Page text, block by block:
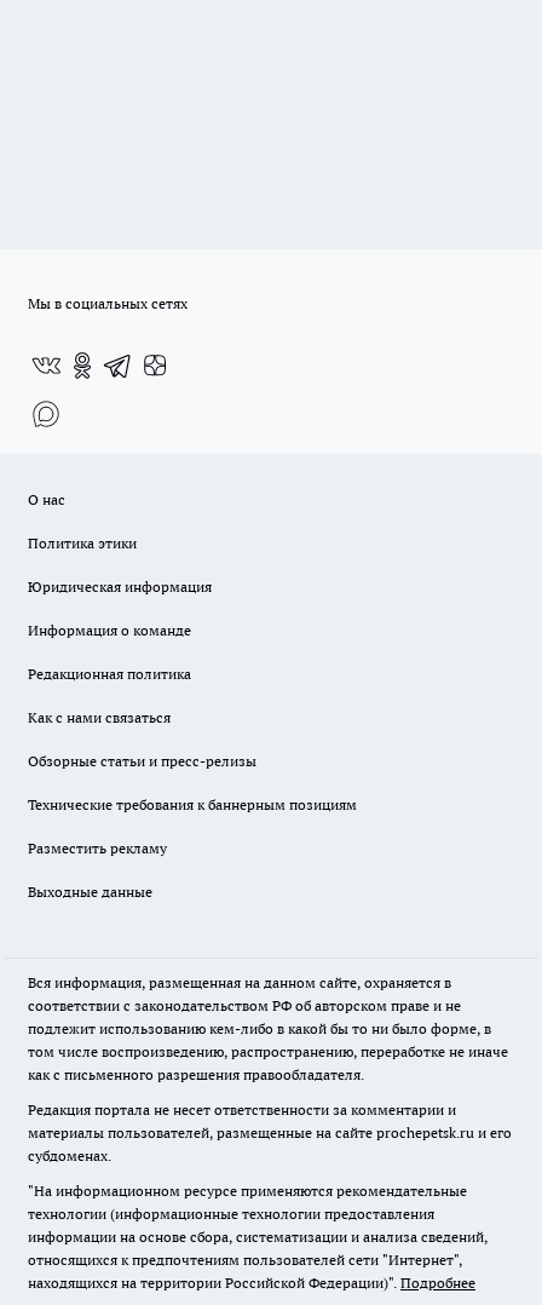
Мы в социальных сетях
О нас
Политика этики
Юридическая информация
Информация о команде
Редакционная политика
Как с нами связаться
Обзорные статьи и пресс-релизы
Технические требования к баннерным позициям
Разместить рекламу
Выходные данные
Вся информация, размещенная на данном сайте, охраняется в
соответствии с законодательством РФ об авторском праве и не
подлежит использованию кем-либо в какой бы то ни было форме, в
том числе воспроизведению, распространению, переработке не иначе
как с письменного разрешения правообладателя.
Редакция портала не несет ответственности за комментарии и
материалы пользователей, размещенные на сайте prochepetsk.ru и его
субдоменах.
"На информационном ресурсе применяются рекомендательные
технологии (информационные технологии предоставления
информации на основе сбора, систематизации и анализа сведений,
относящихся к предпочтениям пользователей сети "Интернет",
находящихся на территории Российской Федерации)". Подробнее